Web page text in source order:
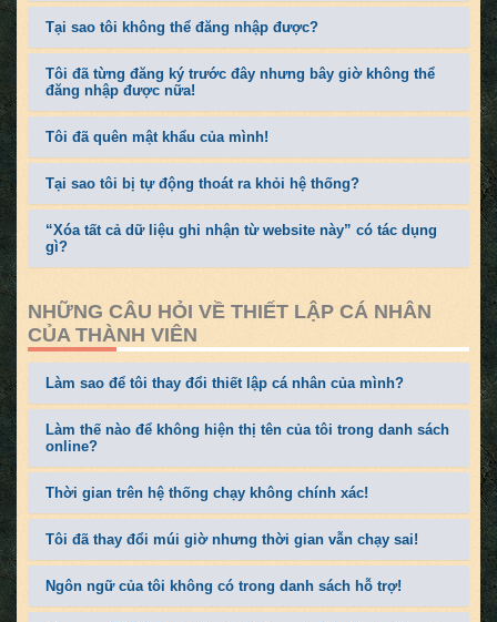
Tại sao tôi không thể đăng nhập được?
Tôi đã từng đăng ký trước đây nhưng bây giờ không thể
đăng nhập được nữa!
Tôi đã quên mật khẩu của mình!
Tại sao tôi bị tự động thoát ra khỏi hệ thống?
“Xóa tất cả dữ liệu ghi nhận từ website này” có tác dụng
gì?
NHỮNG CÂU HỎI VỀ THIẾT LẬP CÁ NHÂN
CỦA THÀNH VIÊN
Làm sao để tôi thay đổi thiết lập cá nhân của mình?
Làm thế nào để không hiện thị tên của tôi trong danh sách
online?
Thời gian trên hệ thống chạy không chính xác!
Tôi đã thay đổi múi giờ nhưng thời gian vẫn chạy sai!
Ngôn ngữ của tôi không có trong danh sách hỗ trợ!